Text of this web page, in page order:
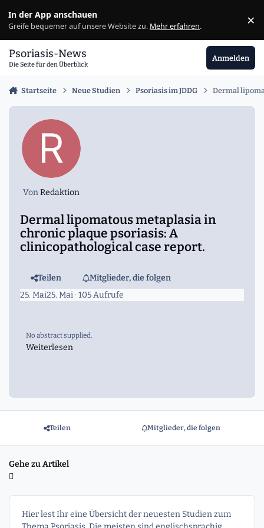
In der App anschauen
Greife bequemer auf unsere Website zu. Mehr erfahren. ×
Psoriasis-News
Die Seite für den Überblick
Anmelden
Startseite Neue Studien Psoriasis im JDDG Dermal
VonRedaktion
Dermal lipomatous metaplasia in
chronic plaque psoriasis: A
clinicopathological case report.
Teilen
Mitglieder, die folgen
25. Mai25. Mai· 105 Aufrufe
No abstract supplied.
Weiterlesen
Teilen Mitglieder, die folgen
Gehe zu Artikel
Hier lest Ihr eine Übersicht der neuesten Studien zum